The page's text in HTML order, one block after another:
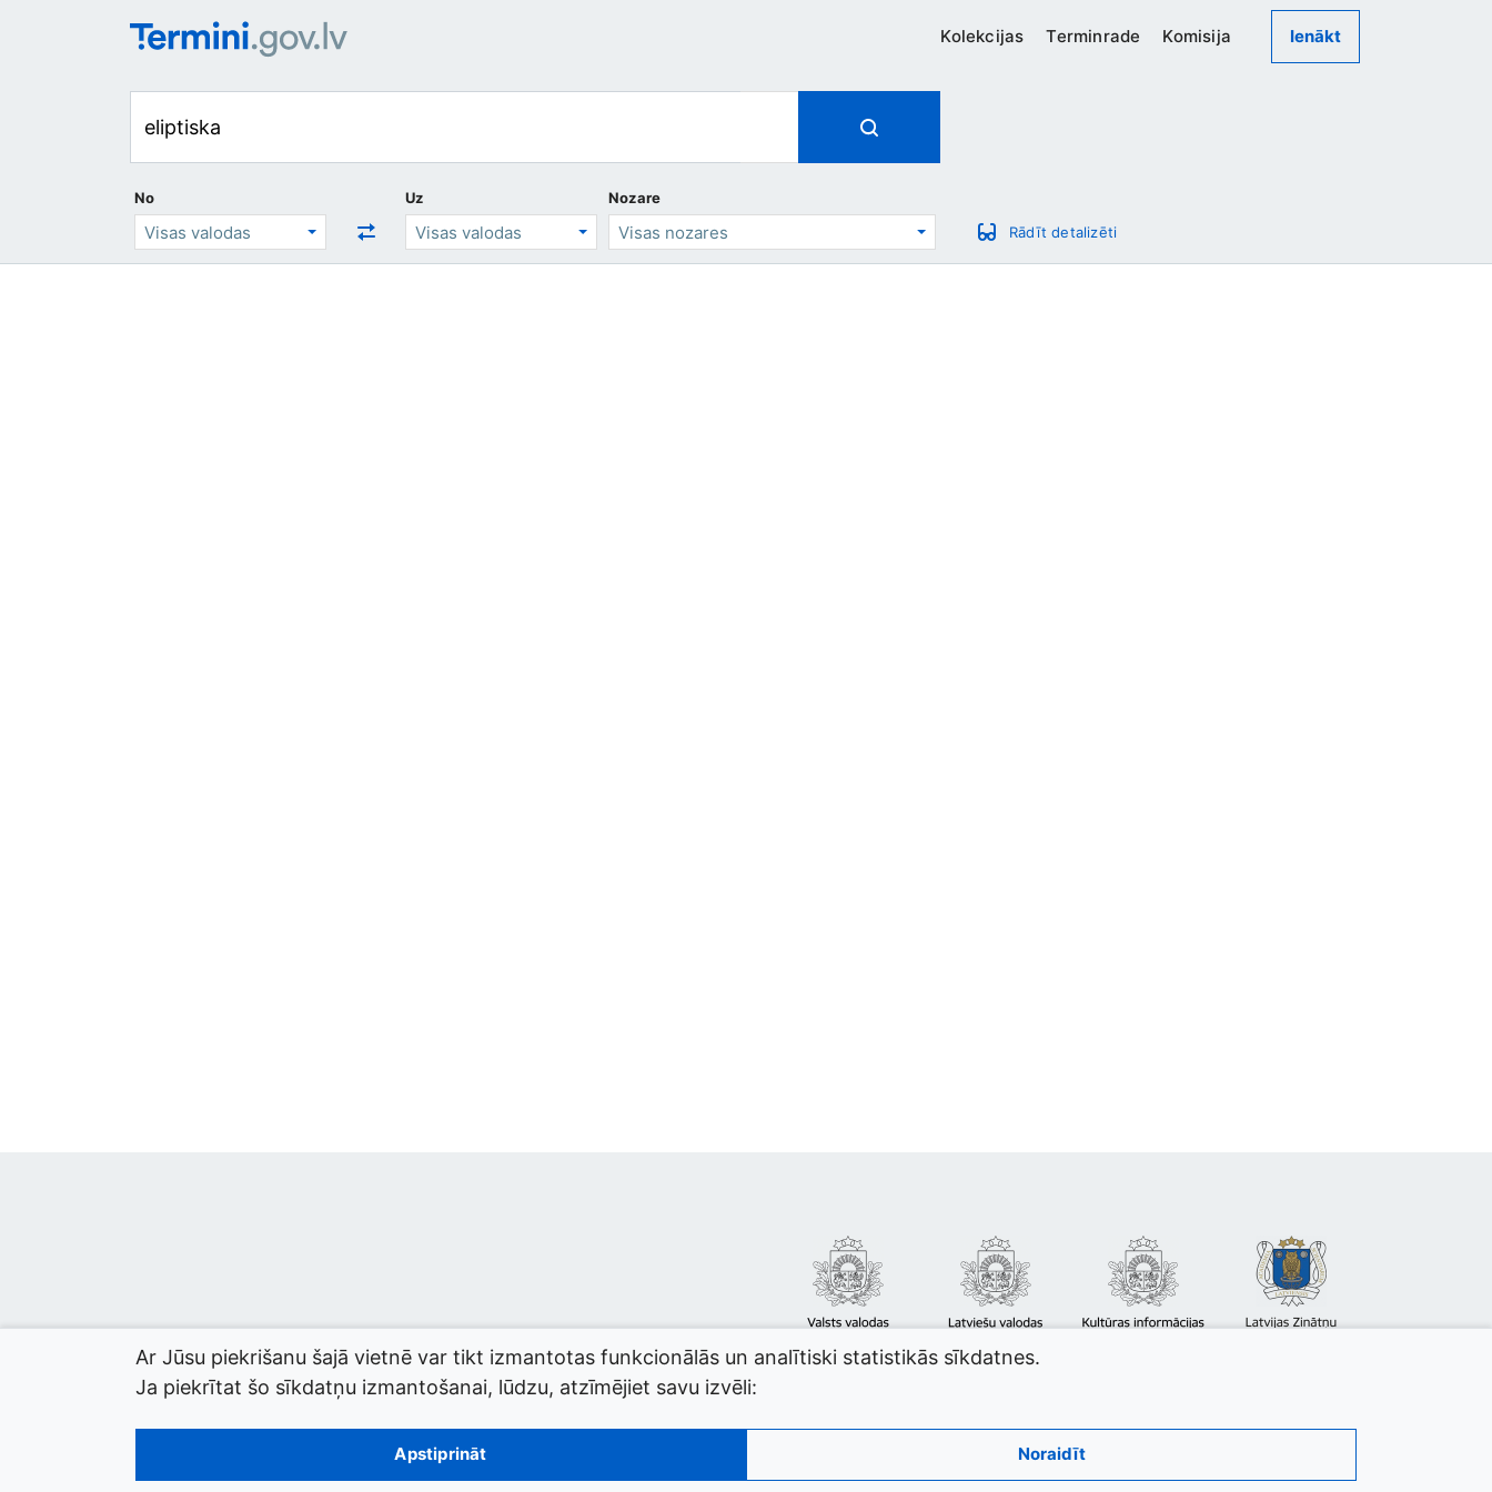
Kolekcijas Terminrade Komisija Ienākt
No Uz
Nozare
Rādīt detalizēti
© 2026 termini.gov.lv. Izstrādātājs:
Ar Jūsu piekrišanu šajā vietnē var tikt izmantotas funkcionālās un analītiski statistikās sīkdatnes.
Ja piekrītat šo sīkdatņu izmantošanai, lūdzu, atzīmējiet savu izvēli:
Apstiprināt Noraidīt